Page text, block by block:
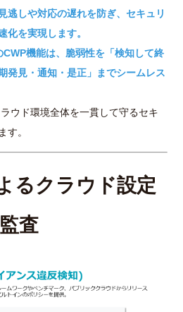
逃しや対応の遅れを防ぎ、セキュリ
化を実現します。
機能は、脆弱性を「検知して終
発見・通知・是正」までシームレス
ウド環境全体を一貫して守るセキ
す。
るクラウド設定
査